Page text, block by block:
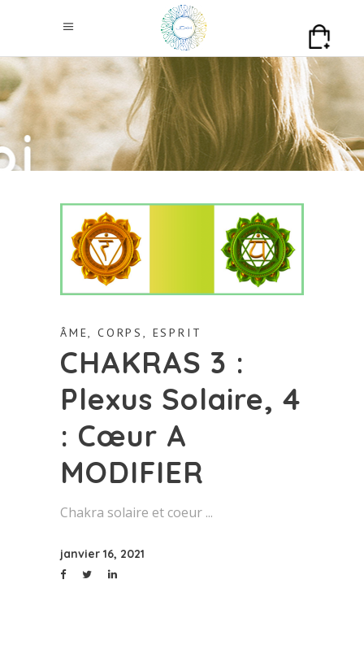
ÂME,CORPS, ESPRIT
CHAKRAS 3 :
Plexus Solaire, 4
: Cœur A
MODIFIER
Chakra solaire et coeur
janvier 16, 2021